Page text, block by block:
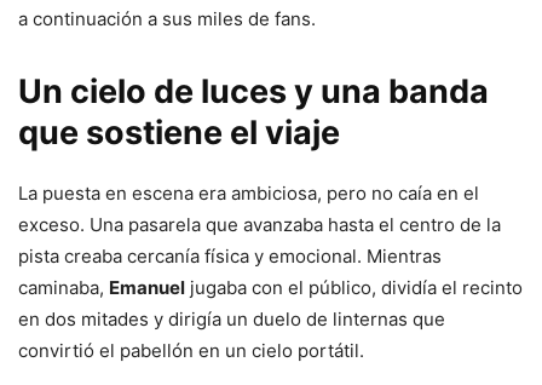
a continuación a sus miles de fans.
Un cielo de luces y una banda
que sostiene el viaje
La puesta en escena era ambiciosa, pero no caía en el
exceso. Una pasarela que avanzaba hasta el centro de la
pista creaba cercanía física y emocional. Mientras
caminaba, Emanuel jugaba con el público, dividía el recinto
en dos mitades y dirigía un duelo de linternas que
convirtió el pabellón en un cielo portátil.